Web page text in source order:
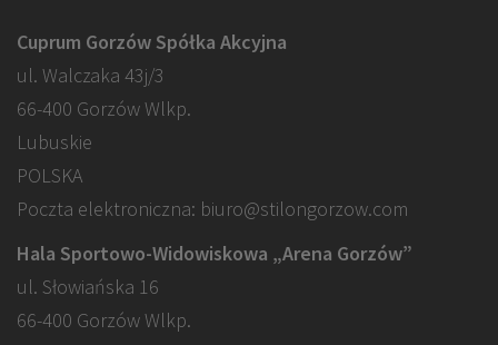
Cuprum Gorzów Spółka Akcyjna
ul. Walczaka 43j/3
66-400 Gorzów Wlkp.
Lubuskie
POLSKA
Poczta elektroniczna: biuro@stilongorzow.com
Hala Sportowo-Widowiskowa „Arena Gorzów”
ul. Słowiańska 16
66-400 Gorzów Wlkp.